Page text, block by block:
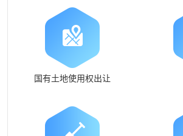
国有土地使用权出让